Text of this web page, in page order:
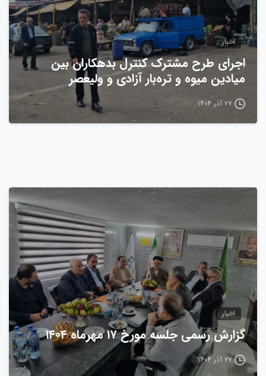
اخبار
اجرای طرح مشترک کنترل بدهکاران بین
میادین میوه و تره‌بار آزادی و ولیعصر
۲۷ آذر ۱۴۰۴
0
اخبار
گزارش رسمی جلسه مورخ ۱۷ مهرماه ۱۴۰۴
۲۷ آذر ۱۴۰۴